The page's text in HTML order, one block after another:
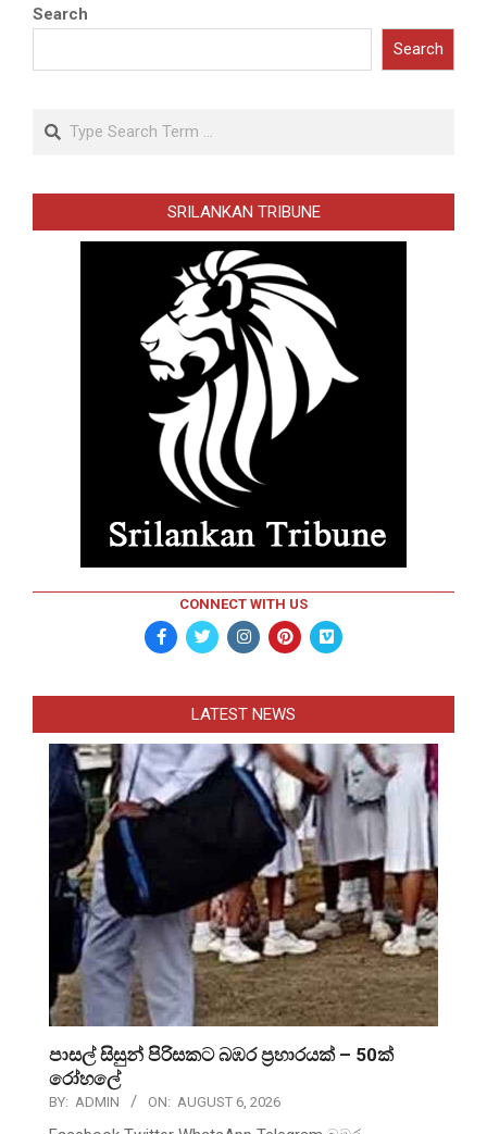
Search
Search
Search
SRILANKAN TRIBUNE
CONNECT WITH US
LATEST NEWS
පාසල් සිසුන් පිරිසකට බඹර ප්‍රහාරයක් – 50ක්
රෝහලේ
BY: ADMIN ON: AUGUST 6, 2026